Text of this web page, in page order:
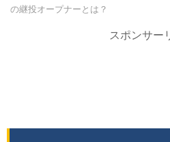
の継投オープナーとは？
スポンサー